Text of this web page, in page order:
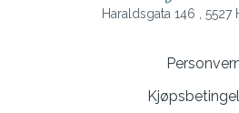
Haraldsgata 146 , 5527